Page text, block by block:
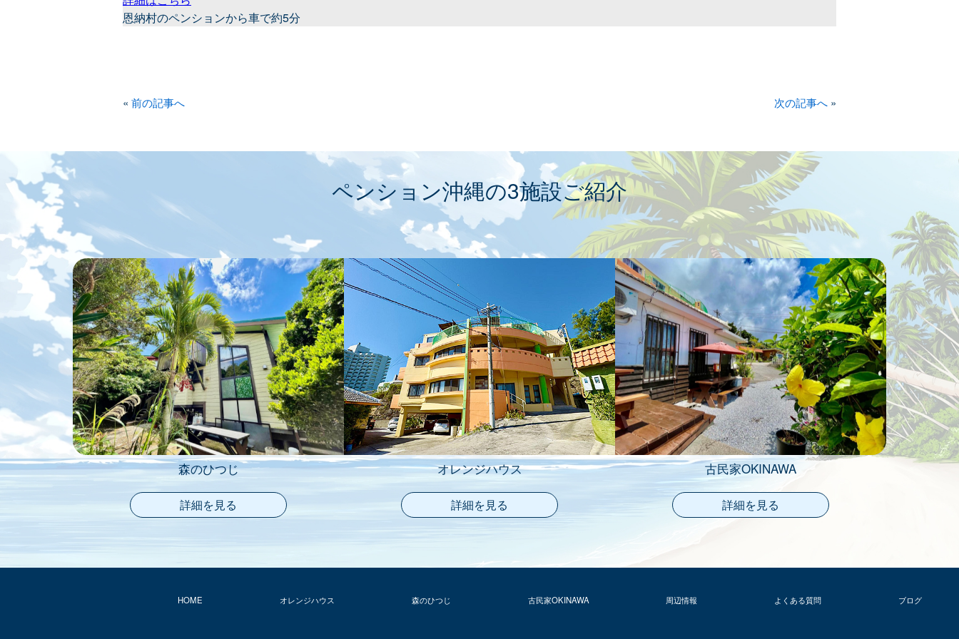
恩納村のペンションから車で約5分
« 前の記事へ 次の記事へ »
ペンション沖縄の3施設ご紹介
森のひつじ
詳細を見る
オレンジハウス
詳細を見る
古民家OKINAWA
詳細を見る
HOME オレンジハウス 森のひつじ 古民家OKINAWA 周辺情報 よくある質問 ブログ